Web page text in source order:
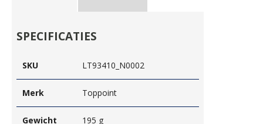
SPECIFICATIES
SKU LT93410_N0002
Merk Toppoint
Gewicht 195 g